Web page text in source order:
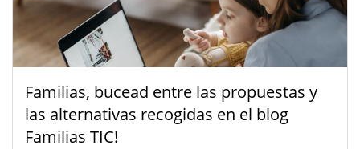
Familias, bucead entre las propuestas y
las alternativas recogidas en el blog
Familias TIC!